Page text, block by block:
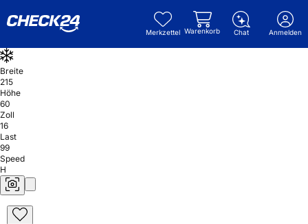
Merkzettel Warenkorb Chat Anmelden
Breite
215
Höhe
60
Zoll
16
Last
99
Speed
H